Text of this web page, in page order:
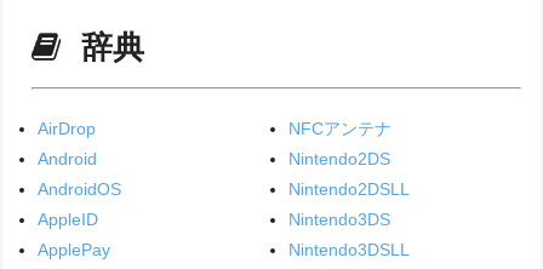
辞典
AirDrop
Android
AndroidOS
AppleID
ApplePay
NFCアンテナ
Nintendo2DS
Nintendo2DSLL
Nintendo3DS
Nintendo3DSLL